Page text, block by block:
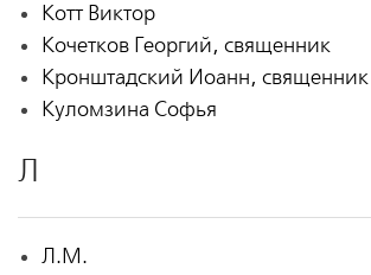
Котт Виктор
Кочетков Георгий, священник
Кронштадский Иоанн, священник
Куломзина Софья
Л
Л.М.